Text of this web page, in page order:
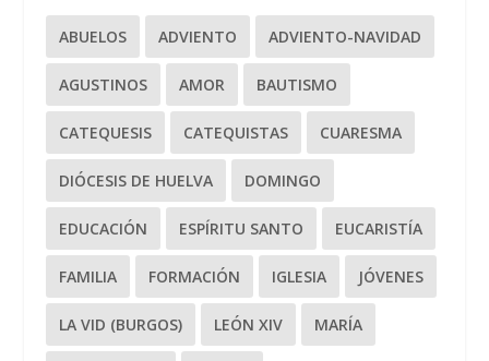
ABUELOS ADVIENTO ADVIENTO-NAVIDAD
AGUSTINOS AMOR BAUTISMO
CATEQUESIS CATEQUISTAS CUARESMA
DIÓCESIS DE HUELVA DOMINGO
EDUCACIÓN ESPÍRITU SANTO EUCARISTÍA
FAMILIA FORMACIÓN IGLESIA JÓVENES
LA VID (BURGOS) LEÓN XIV MARÍA